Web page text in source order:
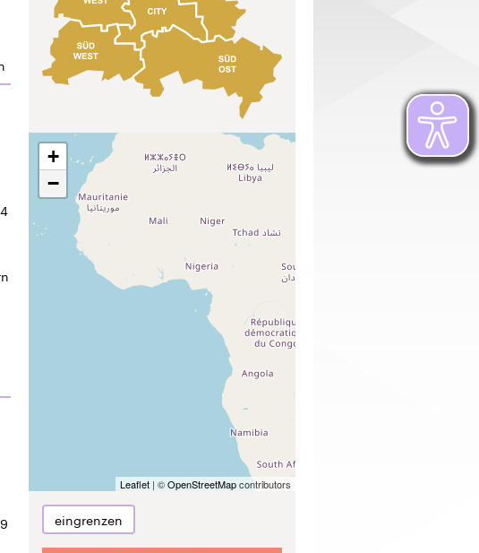
+
−
Leaflet | ©OpenStreetMapcontributors
eingrenzen